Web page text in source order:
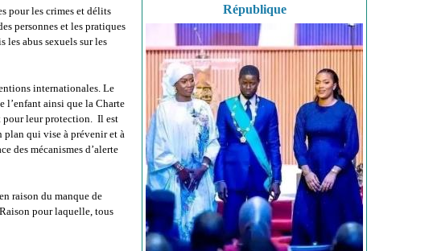
pour les crimes et délits
personnes et les pratiques
les abus sexuels sur les
internationales. Le
l’enfant ainsi que la Charte
pour leur protection. Il est
plan qui vise à prévenir et à
des mécanismes d’alerte
raison du manque de
pour laquelle, tous
République